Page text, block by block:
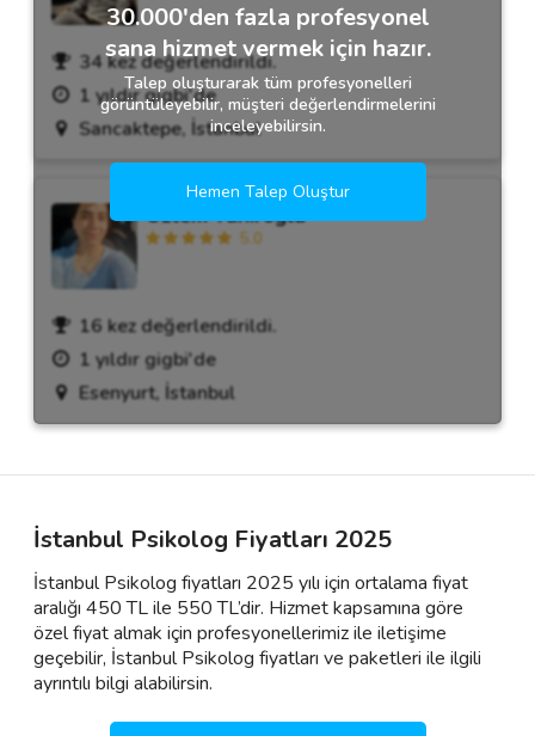
34 kez değerlendirildi.
1 yıldır gigbi'de
Sancaktepe, İstanbul
Özlem Tahiroğlu
5.0
16 kez değerlendirildi.
1 yıldır gigbi'de
Esenyurt, İstanbul
30.000'den fazla profesyonel
sana hizmet vermek için hazır.
Talep oluşturarak tüm profesyonelleri
görüntüleyebilir, müşteri değerlendirmelerini
inceleyebilirsin.
Hemen Talep Oluştur
İstanbul Psikolog Fiyatları 2025
İstanbul Psikolog fiyatları 2025 yılı için ortalama fiyat
aralığı 450 TL ile 550 TL’dir. Hizmet kapsamına göre
özel fiyat almak için profesyonellerimiz ile iletişime
geçebilir, İstanbul Psikolog fiyatları ve paketleri ile ilgili
ayrıntılı bilgi alabilirsin.